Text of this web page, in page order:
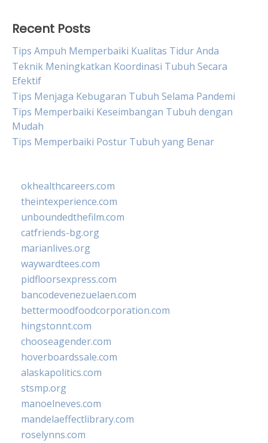
Recent Posts
Tips Ampuh Memperbaiki Kualitas Tidur Anda
Teknik Meningkatkan Koordinasi Tubuh Secara
Efektif
Tips Menjaga Kebugaran Tubuh Selama Pandemi
Tips Memperbaiki Keseimbangan Tubuh dengan
Mudah
Tips Memperbaiki Postur Tubuh yang Benar
okhealthcareers.com
theintexperience.com
unboundedthefilm.com
catfriends-bg.org
marianlives.org
waywardtees.com
pidfloorsexpress.com
bancodevenezuelaen.com
bettermoodfoodcorporation.com
hingstonnt.com
chooseagender.com
hoverboardssale.com
alaskapolitics.com
stsmp.org
manoelneves.com
mandelaeffectlibrary.com
roselynns.com